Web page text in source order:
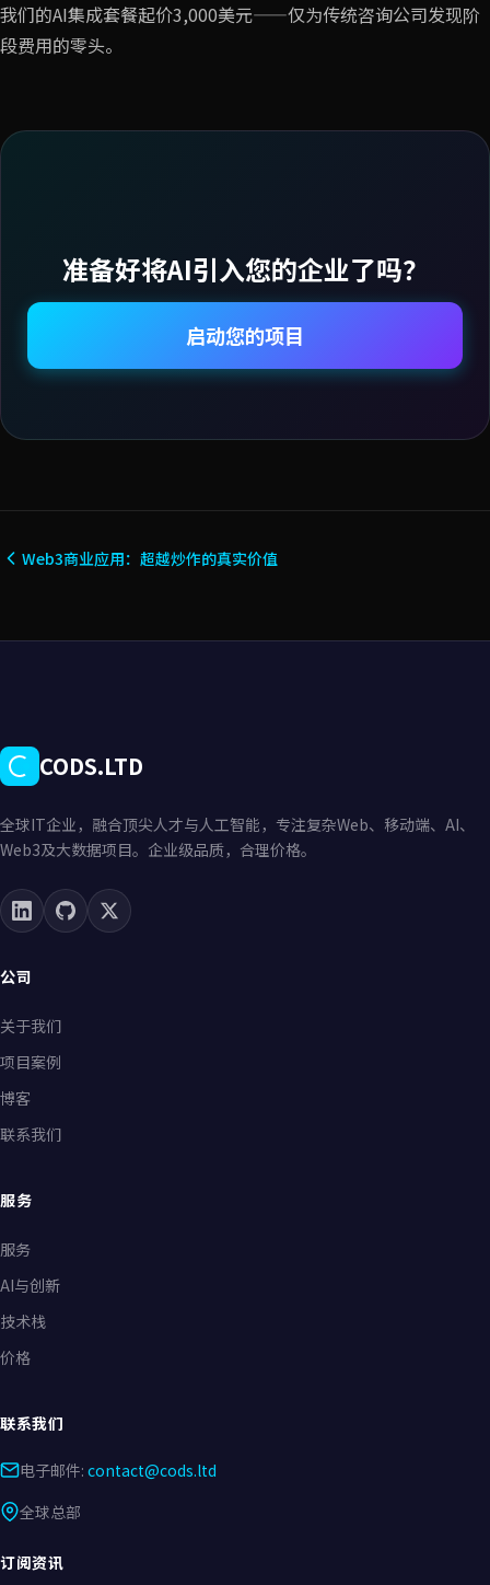
我们的AI集成套餐起价3,000美元——仅为传统咨询公司发现阶
段费用的零头。
准备好将AI引入您的企业了吗？
启动您的项目
Web3商业应用：超越炒作的真实价值
CODS.LTD
全球IT企业，融合顶尖人才与人工智能，专注复杂Web、移动端、AI、
Web3及大数据项目。企业级品质，合理价格。
公司
关于我们
项目案例
博客
联系我们
服务
服务
AI与创新
技术栈
价格
联系我们
电子邮件: contact@cods.ltd
全球总部
订阅资讯